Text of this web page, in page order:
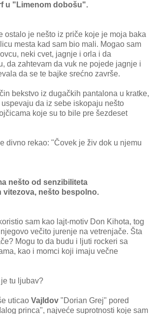
u "Limenom dobošu".
ostalo je nešto iz priče koje je moja baka
mesta kad sam bio mali. Mogao sam
neki cvet, jagnje i orla i da
da zahtevam da vuk ne pojede jagnje i
da se te bajke srećno završe.
bekstvo iz dugačkih pantalona u kratke,
da iz sebe iskopaju nešto
koje su to bile pre šezdeset
divno rekao: "Čovek je živ dok u njemu
nešto od senzibiliteta
nešto bespolno.
sam kao lajt-motiv Don Kihota, tog
večito jurenje na vetrenjače. Šta
Mogu to da budu i ljuti rockeri sa
kao i momci koji imaju večne
tu ljubav?
uticao Vajldov "Dorian Grej" pored
princa", najveće suprotnosti koje sam